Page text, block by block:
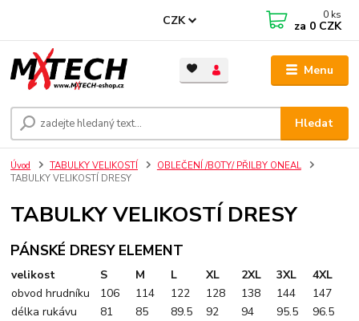
Menu
CZK
Hledat
0 ks
za 0 CZK
Úvod TABULKY VELIKOSTÍ
OBLEČENÍ /BOTY/ PŘILBY ONEAL
TABULKY VELIKOSTÍ DRESY
TABULKY VELIKOSTÍ DRESY
PÁNSKÉ DRESY ELEMENT
velikost S M L XL 2XL 3XL
4XL
obvod hrudníku
106 114 122 128 138 144
147
délka rukávu
81 85 89.5 92 94 95.5
96.5